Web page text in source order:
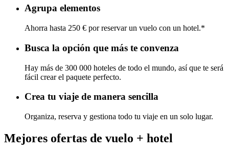
Agrupa elementos
Ahorra hasta 250 € por reservar un vuelo con un hotel.*
Busca la opción que más te convenza
Hay más de 300 000 hoteles de todo el mundo, así que te será
fácil crear el paquete perfecto.
Crea tu viaje de manera sencilla
Organiza, reserva y gestiona todo tu viaje en un solo lugar.
Mejores ofertas de vuelo + hotel